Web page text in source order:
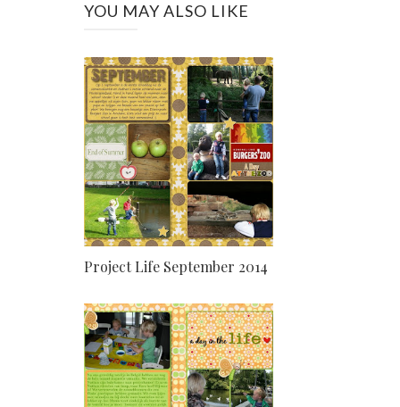
YOU MAY ALSO LIKE
Project Life September 2014